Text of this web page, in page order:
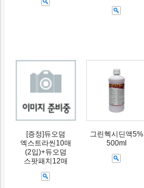
[증정]듀오덤
엑스트라씬10매
(2입)+듀오덤
스팟패치12매
그린헥시딘액5%
500ml